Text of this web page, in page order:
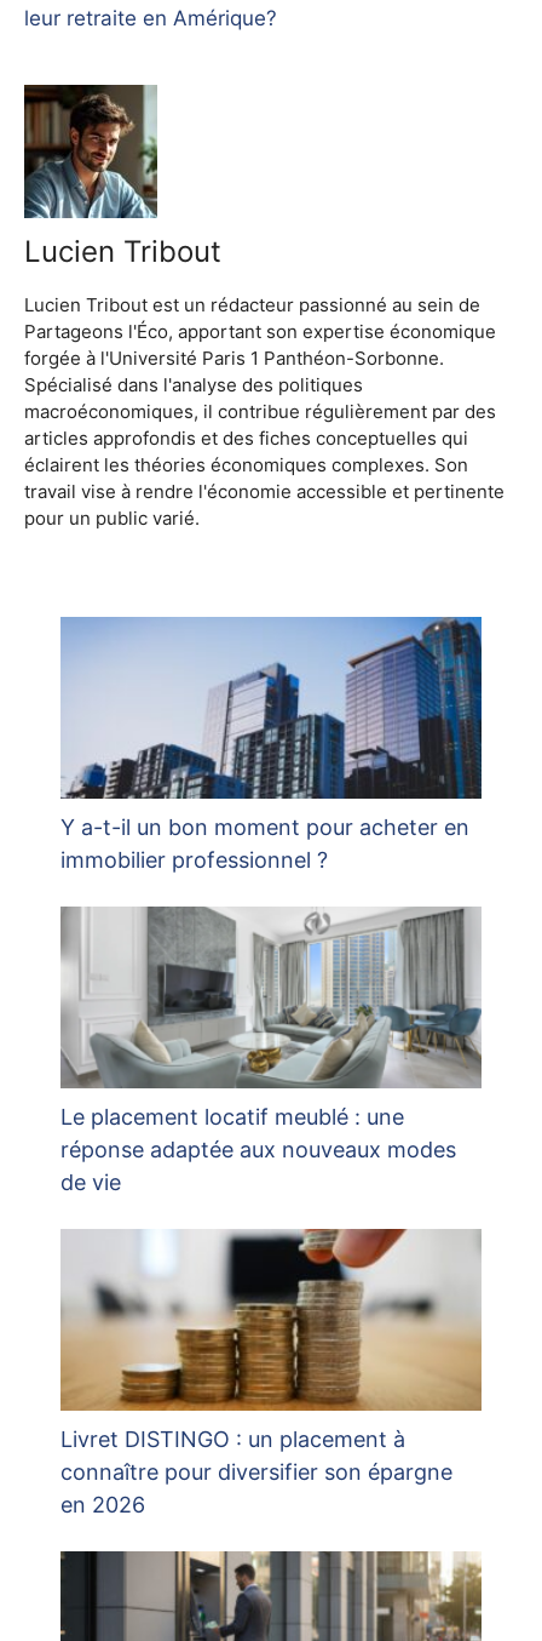
leur retraite en Amérique?
Lucien Tribout
Lucien Tribout est un rédacteur passionné au sein de
Partageons l'Éco, apportant son expertise économique
forgée à l'Université Paris 1 Panthéon-Sorbonne.
Spécialisé dans l'analyse des politiques
macroéconomiques, il contribue régulièrement par des
articles approfondis et des fiches conceptuelles qui
éclairent les théories économiques complexes. Son
travail vise à rendre l'économie accessible et pertinente
pour un public varié.
Y a-t-il un bon moment pour acheter en
immobilier professionnel ?
Le placement locatif meublé : une
réponse adaptée aux nouveaux modes
de vie
Livret DISTINGO : un placement à
connaître pour diversifier son épargne
en 2026